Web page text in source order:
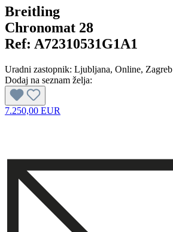
Breitling
Chronomat 28
Ref: A72310531G1A1
Uradni zastopnik: Ljubljana, Online, Zagreb
Dodaj na seznam želja:
7.250,00 EUR